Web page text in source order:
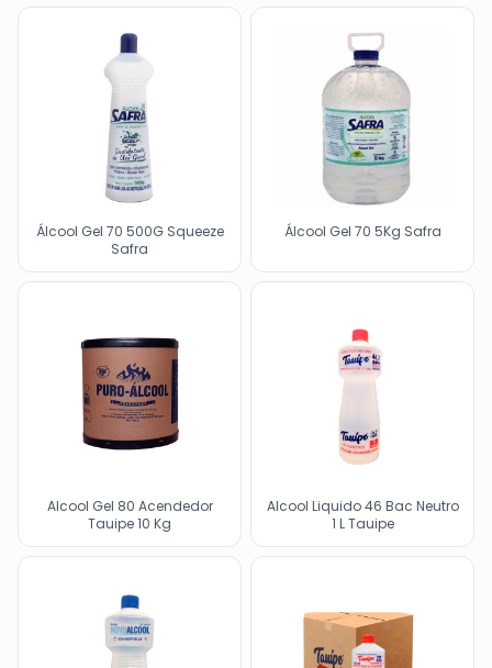
Álcool Gel 70 500G Squeeze
Safra
Álcool Gel 70 5Kg Safra
Alcool Gel 80 Acendedor
Tauipe 10 Kg
Alcool Liquido 46 Bac Neutro
1 L Tauipe